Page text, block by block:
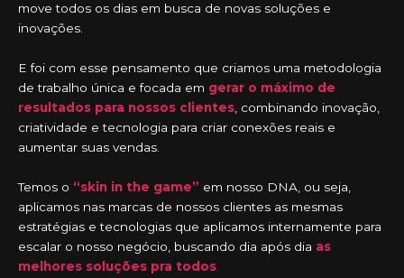
move todos os dias em busca de novas soluções e
inovações.
E foi com esse pensamento que criamos uma metodologia
de trabalho única e focada em gerar o máximo de
resultados para nossos clientes , combinando inovação,
criatividade e tecnologia para criar conexões reais e
aumentar suas vendas.
Temos o “skin in the game” em nosso DNA, ou seja,
aplicamos nas marcas de nossos clientes as mesmas
estratégias e tecnologias que aplicamos internamente para
escalar o nosso negócio, buscando dia após dia as
melhores soluções pra todos